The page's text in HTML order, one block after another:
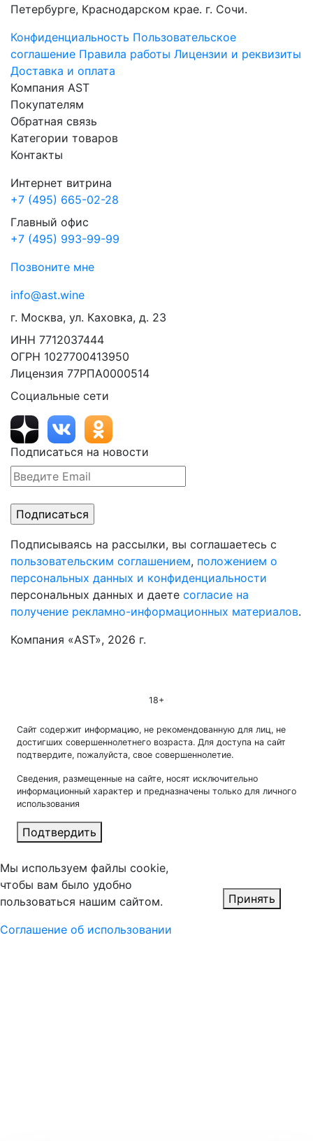
Петербурге, Краснодарском крае. г. Сочи.
Конфиденциальность Пользовательское
соглашение Правила работы Лицензии и реквизиты
Доставка и оплата
Компания AST
Покупателям
Обратная связь
Категории товаров
Контакты
Интернет витрина
+7 (495) 665-02-28
Главный офис
+7 (495) 993-99-99
Позвоните мне
info@ast.wine
г. Москва, ул. Каховка, д. 23
ИНН 7712037444
ОГРН 1027700413950
Лицензия 77РПА0000514
Социальные сети
Подписаться на новости
Подписываясь на рассылки, вы соглашаетесь с
пользовательским соглашением, положением о
персональных данных и конфиденциальности
персональных данных и даете согласие на
получение рекламно-информационных материалов.
Компания «AST», 2026 г.
18+
Сайт содержит информацию, не рекомендованную для лиц, не
достигших совершеннолетнего возраста. Для доступа на сайт
подтвердите, пожалуйста, свое совершеннолетие.
Сведения, размещенные на сайте, носят исключительно
информационный характер и предназначены только для личного
использования
Подтвердить
Мы используем файлы cookie,
чтобы вам было удобно
пользоваться нашим сайтом.
Соглашение об использовании
Принять